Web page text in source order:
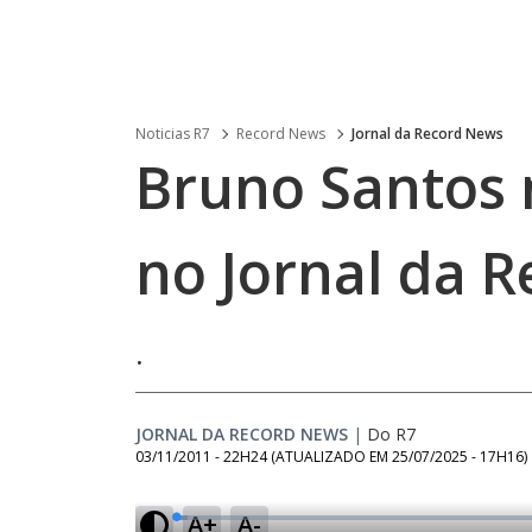
Noticias R7 Record News Jornal da Record News
Bruno Santos
no Jornal da
.
JORNAL DA RECORD NEWS | Do R7
03/11/2011 - 22H24 (ATUALIZADO EM 25/07/2025 - 17H16)
A+ A-
L